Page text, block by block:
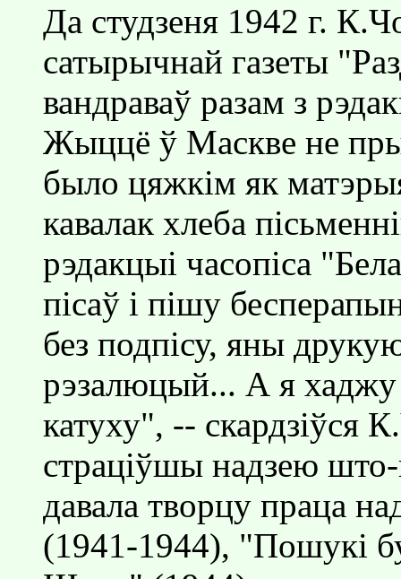
Да студзеня 1942 г.
сатырычнай газеты
вандраваў разам з
Жыццё ў Маскве не
было цяжкiм як
кавалак хлеба
рэдакцыi часопiса
пiсаў i пiшу
без подпiсу, яны
рэзалюцый... А я
катуху", -- скардзiўся
страцiўшы надзею што-
давала творцу праца
(1941-1944), "Пошукi